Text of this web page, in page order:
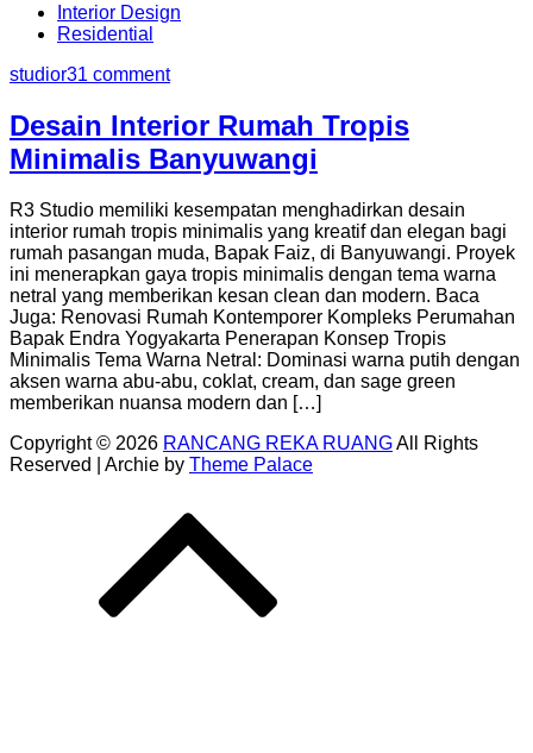
Interior Design
Residential
studior31 comment
Desain Interior Rumah Tropis
Minimalis Banyuwangi
R3 Studio memiliki kesempatan menghadirkan desain
interior rumah tropis minimalis yang kreatif dan elegan bagi
rumah pasangan muda, Bapak Faiz, di Banyuwangi. Proyek
ini menerapkan gaya tropis minimalis dengan tema warna
netral yang memberikan kesan clean dan modern. Baca
Juga: Renovasi Rumah Kontemporer Kompleks Perumahan
Bapak Endra Yogyakarta Penerapan Konsep Tropis
Minimalis Tema Warna Netral: Dominasi warna putih dengan
aksen warna abu-abu, coklat, cream, dan sage green
memberikan nuansa modern dan […]
Copyright © 2026 RANCANG REKA RUANGAll Rights
Reserved | Archie by Theme Palace